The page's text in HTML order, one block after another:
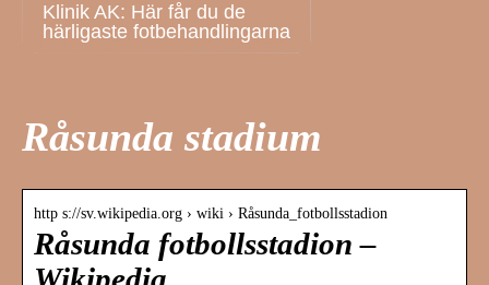
Klinik AK: Här får du de
härligaste fotbehandlingarna
Råsunda stadium
http s://sv.wikipedia.org › wiki › Råsunda_fotbollsstadion
Råsunda fotbollsstadion –